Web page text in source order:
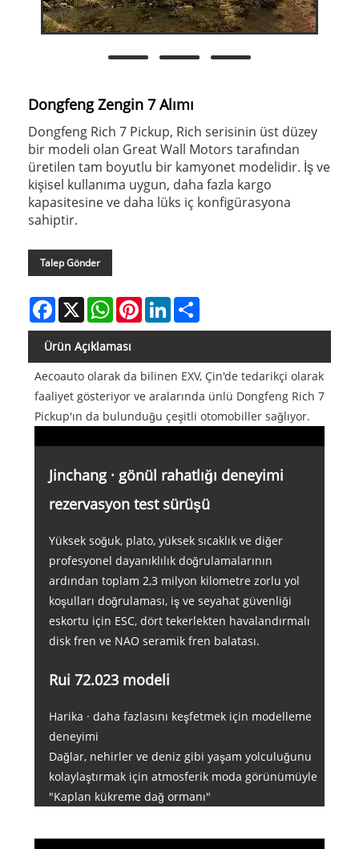
Dongfeng Zengin 7 Alımı
Dongfeng Rich 7 Pickup, Rich serisinin üst düzey
bir modeli olan Great Wall Motors tarafından
üretilen tam boyutlu bir kamyonet modelidir. İş ve
kişisel kullanıma uygun, daha fazla kargo
kapasitesine ve daha lüks iç konfigürasyona
sahiptir.
Talep Gönder
Facebook
X WhatsAppPinterestLinkedIn
Ürün Açıklaması
Aecoauto olarak da bilinen EXV, Çin'de tedarikçi olarak
faaliyet gösteriyor ve aralarında ünlü Dongfeng Rich 7
Pickup'ın da bulunduğu çeşitli otomobiller sağlıyor.
Jinchang · gönül rahatlığı deneyimi
rezervasyon test sürüşü
Yüksek soğuk, plato, yüksek sıcaklık ve diğer
profesyonel dayanıklılık doğrulamalarının
ardından toplam 2,3 milyon kilometre zorlu yol
koşulları doğrulaması, iş ve seyahat güvenliği
eskortu için ESC, dört tekerlekten havalandırmalı
disk fren ve NAO seramik fren balatası.
Rui 72.023 modeli
Harika · daha fazlasını keşfetmek için modelleme
deneyimi
Dağlar, nehirler ve deniz gibi yaşam yolculuğunu
kolaylaştırmak için atmosferik moda görünümüyle
"Kaplan kükreme dağ ormanı"